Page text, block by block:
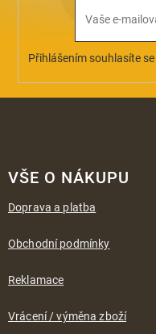
Přihlášením souhlasíte se
VŠE O NÁKUPU
Doprava a platba
Obchodní podmínky
Reklamace
Vrácení / výměna zboží